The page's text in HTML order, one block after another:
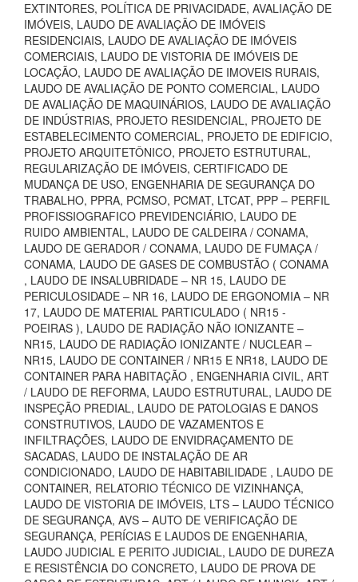
EXTINTORES, POLÍTICA DE PRIVACIDADE, AVALIAÇÃO DE
IMÓVEIS, LAUDO DE AVALIAÇÃO DE IMÓVEIS
RESIDENCIAIS, LAUDO DE AVALIAÇÃO DE IMÓVEIS
COMERCIAIS, LAUDO DE VISTORIA DE IMÓVEIS DE
LOCAÇÃO, LAUDO DE AVALIAÇÃO DE IMOVEIS RURAIS,
LAUDO DE AVALIAÇÃO DE PONTO COMERCIAL, LAUDO
DE AVALIAÇÃO DE MAQUINÁRIOS, LAUDO DE AVALIAÇÃO
DE INDÚSTRIAS, PROJETO RESIDENCIAL, PROJETO DE
ESTABELECIMENTO COMERCIAL, PROJETO DE EDIFICIO,
PROJETO ARQUITETÔNICO, PROJETO ESTRUTURAL,
REGULARIZAÇÃO DE IMÓVEIS, CERTIFICADO DE
MUDANÇA DE USO, ENGENHARIA DE SEGURANÇA DO
TRABALHO, PPRA, PCMSO, PCMAT, LTCAT, PPP – PERFIL
PROFISSIOGRAFICO PREVIDENCIÁRIO, LAUDO DE
RUIDO AMBIENTAL, LAUDO DE CALDEIRA / CONAMA,
LAUDO DE GERADOR / CONAMA, LAUDO DE FUMAÇA /
CONAMA, LAUDO DE GASES DE COMBUSTÃO ( CONAMA
, LAUDO DE INSALUBRIDADE – NR 15, LAUDO DE
PERICULOSIDADE – NR 16, LAUDO DE ERGONOMIA – NR
17, LAUDO DE MATERIAL PARTICULADO ( NR15 -
POEIRAS ), LAUDO DE RADIAÇÃO NÃO IONIZANTE –
NR15, LAUDO DE RADIAÇÃO IONIZANTE / NUCLEAR –
NR15, LAUDO DE CONTAINER / NR15 E NR18, LAUDO DE
CONTAINER PARA HABITAÇÃO , ENGENHARIA CIVIL, ART
/ LAUDO DE REFORMA, LAUDO ESTRUTURAL, LAUDO DE
INSPEÇÃO PREDIAL, LAUDO DE PATOLOGIAS E DANOS
CONSTRUTIVOS, LAUDO DE VAZAMENTOS E
INFILTRAÇÕES, LAUDO DE ENVIDRAÇAMENTO DE
SACADAS, LAUDO DE INSTALAÇÃO DE AR
CONDICIONADO, LAUDO DE HABITABILIDADE , LAUDO DE
CONTAINER, RELATORIO TÉCNICO DE VIZINHANÇA,
LAUDO DE VISTORIA DE IMÓVEIS, LTS – LAUDO TÉCNICO
DE SEGURANÇA, AVS – AUTO DE VERIFICAÇÃO DE
SEGURANÇA, PERÍCIAS E LAUDOS DE ENGENHARIA,
LAUDO JUDICIAL E PERITO JUDICIAL, LAUDO DE DUREZA
E RESISTÊNCIA DO CONCRETO, LAUDO DE PROVA DE